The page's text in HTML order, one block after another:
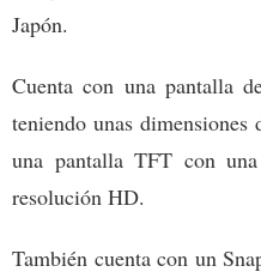
Japón.
Cuenta con una pantalla
teniendo unas
una pantalla TFT con
resolución HD.
También cuenta con un